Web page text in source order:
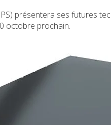
présentera ses futures
octobre prochain.